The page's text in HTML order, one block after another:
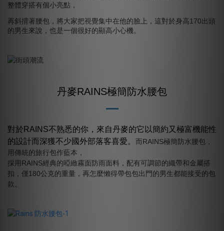
整體穿搭有個小亮點，
再斜揹著腰包，將大家把視覺集中在他的臉上，這對於身高170出頭
的男生來說，也是一個很好的顯高小心機。
丹麥RAINS極簡防水腰包
對於RAINS不熟悉的你，來自丹麥的它以簡約又極富機能性
的設計而深獲不少國外部落客喜愛。 而RAINS極簡防水腰包，
用傳統的旅行包作藍本，
採用RAINS經典的啞緻霧面防雨面料，配有可調節的織帶和金屬搭
扣，僅180公克的重量，再怎麼懶得帶包包出門的男生都能接受的包
款。